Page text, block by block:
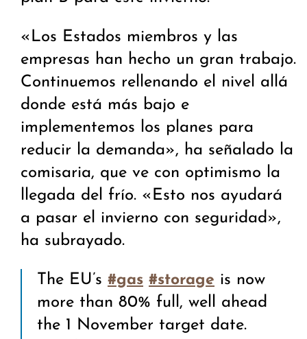
«Los Estados miembros y las
empresas han hecho un gran trabajo.
Continuemos rellenando el nivel allá
donde está más bajo e
implementemos los planes para
reducir la demanda», ha señalado la
comisaria, que ve con optimismo la
llegada del frío. «Esto nos ayudará
a pasar el invierno con seguridad»,
ha subrayado.
The EU’s #gas #storage is now
more than 80% full, well ahead
the 1 November target date.